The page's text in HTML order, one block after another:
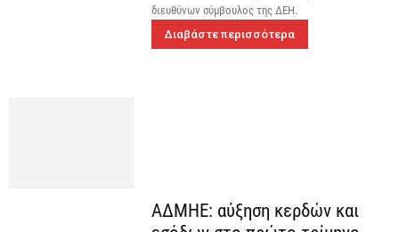
διευθύνων σύμβουλος της ΔΕΗ.
Διαβάστε περισσότερα
ΑΔΜΗΕ: αύξηση κερδών και